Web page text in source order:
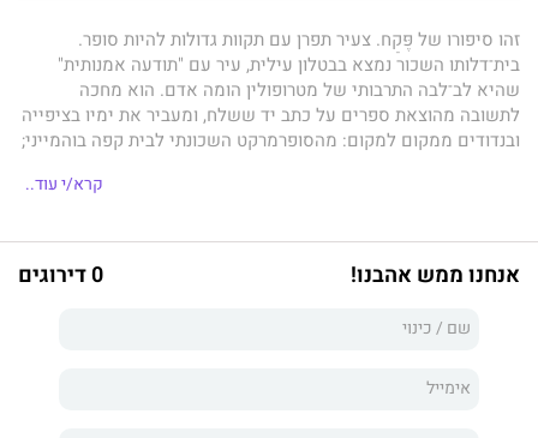
זהו סיפורו של פֶּקַח. צעיר תפרן עם תקוות גדולות להיות סופר.
בית־דלותו השכור נמצא בבטלון עילית, עיר עם "תודעה אמנותית"
שהיא לב־לבה התרבותי של מטרופולין הומה אדם. הוא מחכה
לתשובה מהוצאת ספרים על כתב יד ששלח, ומעביר את ימיו בציפייה
ובנדודים ממקום למקום: מהסופרמרקט השכונתי לבית קפה בוהמייני;
של רשת ספרים למועדון אפלולי; מקיטון עלוב ועמוס פגרי מקקים
מכפות ידיים לחות, ממרקמי נייר, מרֵיחות וממראות. הוא מסתחרר
במחשבותיו ובערגתו לַחיים הרוחניים שמבטיחה העיר המבעבעת, בז
לטיפשות שסביבו ולמופעיה השונים של הנאורוּת, ופוחד, פחד מוות,
מן המוות. הוא חולם על "ספריית האלוהים", גן העדן שאליו נשלחים
הסופרים העבריים, אך נשפט בבית דין של מטה, בהיכלות הצדק של
קרא/י עוד..
אנחנו ממש אהבנו! 0 דירוגים